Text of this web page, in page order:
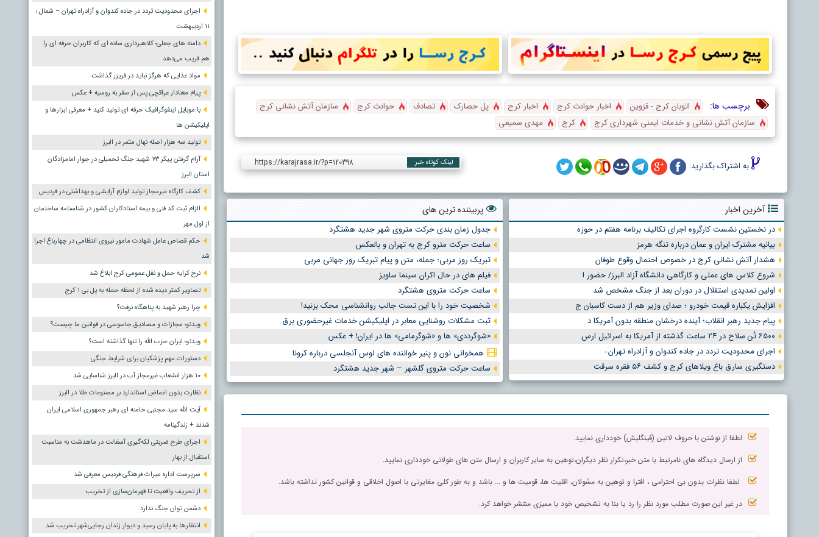
برچسب ها: اتوبان کرج‌ - قزوین اخبار حوادث کرج اخبار کرج پل حصارک تصادف حوادث کرج
سازمان آتش نشانی کرج
سازمان آتش نشانی و خدمات ایمنی شهرداری کرج
کرج مهدی سمیعی
به اشتراک بگذارید: لینک کوتاه خبر: https://karajrasa.ir/?p=120398
آخرین اخبار
در نخستین نشست کارگروه اجرای تکالیف برنامه هفتم در حوزه
بیانیه مشترک ایران و عمان درباره تنگه هرمز
هشدار آتش نشانی کرج در خصوص احتمال وقوع طوفان
شروع کلاس های عملی و کارگاهی دانشگاه آزاد البرز/ حضور ا
اولین تمدیدی استقلال در دوران بعد از جنگ مشخص شد
افزایش یکباره قیمت خودرو ؛ صدای وزیر هم از دست کاسبان ج
پیام جدید رهبر انقلاب؛ آینده درخشان منطقه بدون آمریکا د
۶۵۰۰ تُن سلاح در ۲۴ ساعت گذشته از آمریکا به اسرائیل ارس
اجرای محدودیت تردد در جاده کندوان و آزادراه تهران ̵
دستگیری سارق باغ ویلاهای کرج و کشف ۵۶ فقره سرقت
پربیننده ترین های
جدول زمان بندی حرکت متروی شهر جدید هشتگرد
ساعت حرکت مترو کرج به تهران و بالعکس
تبریک روز مربی؛ جمله، متن و پیام تبریک روز جهانی مربی
فیلم های در حال اکران سینما ساویز
ساعت حرکت متروی هشتگرد
شخصیت خود را با این تست جالب روانشناسی محک بزنید!
ثبت مشکلات روشنایی معابر در اپلیکیشن خدمات غیرحضوری برق
«شوگرددی» ها و «شوگرمامی» ها در ایران! + عکس
همخوانی نون و پنیر خواننده های لوس آنجلسی درباره کرونا
ساعت حرکت متروی گلشهر – شهر جدید هشتگرد
لطفا از نوشتن با حروف لاتین (فینگلیش) خودداری نمایید.
از ارسال دیدگاه های نامرتبط با متن خبر،تکرار نظر دیگران،توهین به سایر کاربران و ارسال متن های طولانی خودداری نمایید.
لطفا نظرات بدون بی احترامی ، افترا و توهین به مسٔولان، اقلیت ها، قومیت ها و ... باشد و به طور کلی مغایرتی با اصول اخلاقی و قوانین کشور نداشته باشد.
در غیر این صورت مطلب مورد نظر را رد یا بنا به تشخیص خود با ممیزی منتشر خواهد کرد.
اجرای محدودیت تردد در جاده کندوان و آزادراه تهران – شمال ؛
١١ اردیبهشت
دامنه های جعلی؛ کلاهبرداری ساده ای که کاربران حرفه ای را
هم فریب می‌دهد
مواد غذایی که هرگز نباید در فریزر گذاشت
پیام معنادار عراقچی پس از سفر به روسیه + عکس
با موبایل اینفوگرافیک حرفه ای تولید کنید + معرفی ابزارها و
اپلیکیشن ها
تولید سه هزار اصله نهال مثمر در البرز
آرام گرفتن پیکر ۷۳ شهید جنگ تحمیلی در جوار امامزادگان
استان البرز
کشف کارگاه غیرمجاز تولید لوازم آرایشی و بهداشتی در فردیس
الزام ثبت کد فنی و بیمه استادکاران کشور در شناسنامه ساختمان
از اول مهر
حکم قصاص عامل شهادت مامور نیروی انتظامی در چهارباغ اجرا
شد
نرخ کرایه حمل و نقل عمومی کرج ابلاغ شد
تصاویر کمتر دیده شده از لحظه حمله به پل بی ۱ کرج
چرا رهبر شهید به پناهگاه نرفت؟
ویدئو؛ مجازات و مصادیق جاسوسی در قوانین ما چیست؟
ویدئو؛ ایران حزب الله را تنها گذاشته است؟
دستورات مهم پزشکیان برای شرایط جنگی
۱۰ هزار انشعاب غیرمجاز آب در البرز شناسایی شد
نظارت بدون اغماض استاندارد بر مصنوعات طلا در البرز
آیت الله سید مجتبی خامنه ای رهبر جمهوری اسلامی ایران
شدند + زندگینامه
اجرای طرح ضربتی لکه‌گیری آسفالت در ماهدشت به مناسبت
استقبال از بهار
سرپرست اداره میراث فرهنگی فردیس معرفی شد
از تحریف واقعیت تا قهرمان‌سازی از تخریب
دشمن توان جنگ ندارد
انتظارها به پایان رسید و دیوار زندان رجایی‌شهر تخریب شد